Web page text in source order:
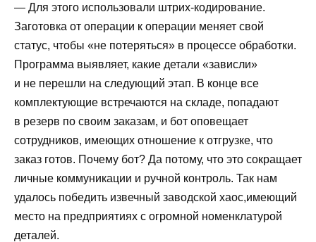
— Для этого использовали штрих-кодирование.
Заготовка от операции к операции меняет свой
статус, чтобы «не потеряться» в процессе обработки.
Программа выявляет, какие детали «зависли»
и не перешли на следующий этап. В конце все
комплектующие встречаются на складе, попадают
в резерв по своим заказам, и бот оповещает
сотрудников, имеющих отношение к отгрузке, что
заказ готов. Почему бот? Да потому, что это сокращает
личные коммуникации и ручной контроль. Так нам
удалось победить извечный заводской хаос,имеющий
место на предприятиях с огромной номенклатурой
деталей.